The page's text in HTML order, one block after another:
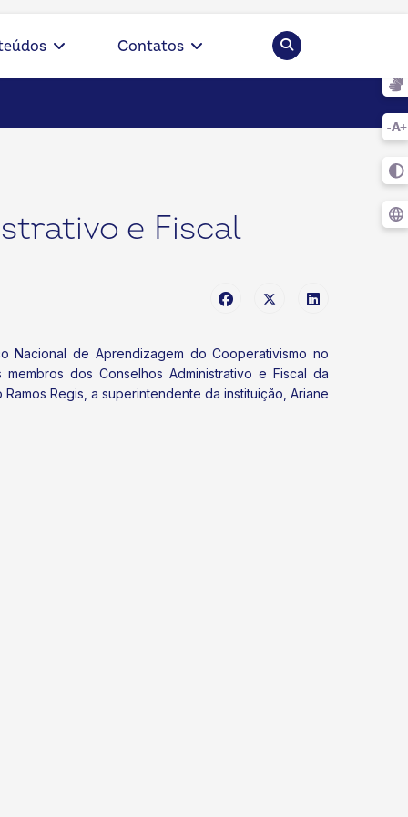
Contatos Pesquisar
e Fiscal
Nacional de Aprendizagem do Cooperativismo no
dos Conselhos Administrativo e Fiscal da
Regis, a superintendente da instituição, Ariane